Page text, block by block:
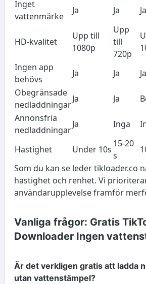
Inget
vattenmärke
Ja Ja Ja
HD-kvalitet
Upp till
1080p
Upp
till
720p
Ingen app
behövs
Ja Ja Ja
Obegränsade
nedladdningar
Ja Ja
Annonsfria
nedladdningar
Ja Inga
Hastighet Under 10s
15-20
s
Som du kan se leder tikloader.co
hastighet och renhet. Vi
användarupplevelse framför
Vanliga frågor: Gratis
Downloader Ingen
Är det verkligen gratis att ladda
utan vattenstämpel?